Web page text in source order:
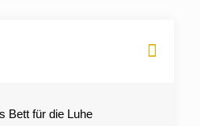
Bett für die Luhe